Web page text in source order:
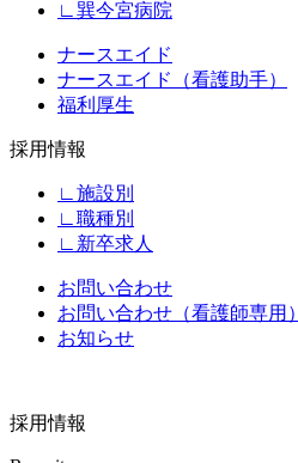
∟巽今宮病院
ナースエイド
ナースエイド（看護助手）
福利厚生
採用情報
∟施設別
∟職種別
∟新卒求人
お問い合わせ
お問い合わせ（看護師専用）
お知らせ
採用情報